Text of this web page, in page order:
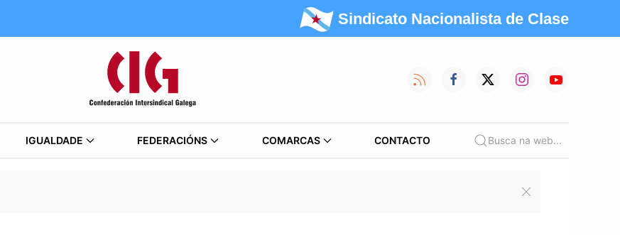
Sindicato Nacionalista de Clase
IGUALDADE FEDERACIÓNS COMARCAS CONTACTO Busca na web...